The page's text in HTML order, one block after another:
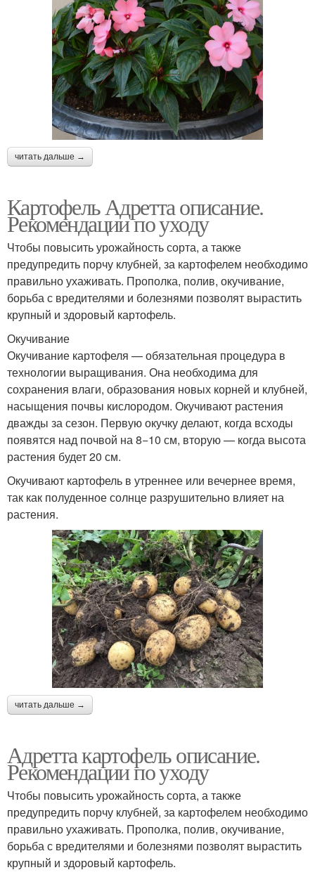
читать дальше →
Картофель Адретта описание.
Рекомендации по уходу
Чтобы повысить урожайность сорта, а также
предупредить порчу клубней, за картофелем необходимо
правильно ухаживать. Прополка, полив, окучивание,
борьба с вредителями и болезнями позволят вырастить
крупный и здоровый картофель.
Окучивание
Окучивание картофеля — обязательная процедура в
технологии выращивания. Она необходима для
сохранения влаги, образования новых корней и клубней,
насыщения почвы кислородом. Окучивают растения
дважды за сезон. Первую окучку делают, когда всходы
появятся над почвой на 8−10 см, вторую — когда высота
растения будет 20 см.
Окучивают картофель в утреннее или вечернее время,
так как полуденное солнце разрушительно влияет на
растения.
читать дальше →
Адретта картофель описание.
Рекомендации по уходу
Чтобы повысить урожайность сорта, а также
предупредить порчу клубней, за картофелем необходимо
правильно ухаживать. Прополка, полив, окучивание,
борьба с вредителями и болезнями позволят вырастить
крупный и здоровый картофель.